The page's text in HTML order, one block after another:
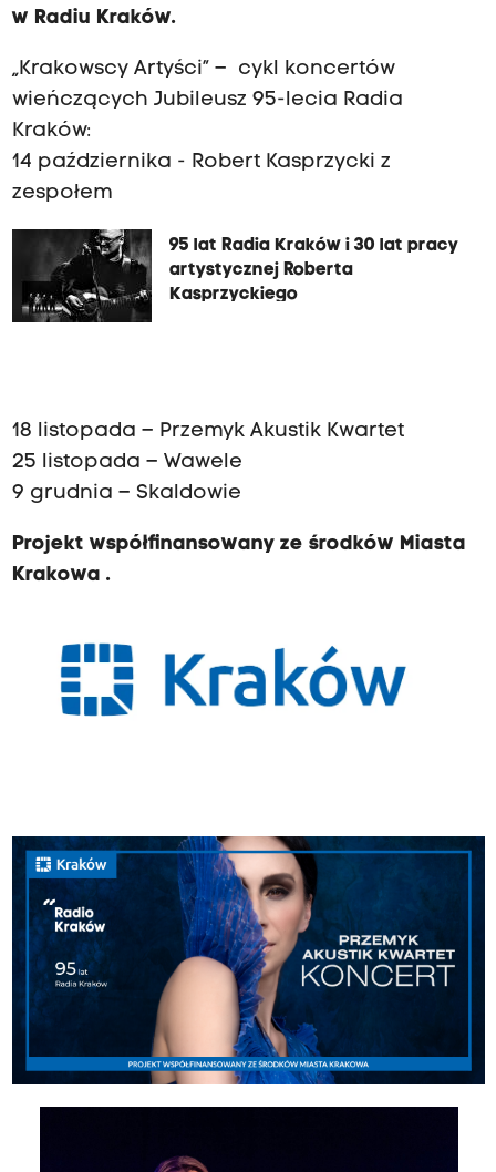
w Radiu Kraków.
„Krakowscy Artyści” – cykl koncertów
wieńczących Jubileusz 95-lecia Radia
Kraków:
14 października - Robert Kasprzycki z
zespołem
95 lat Radia Kraków i 30 lat pracy
artystycznej Roberta
Kasprzyckiego
18 listopada – Przemyk Akustik Kwartet
25 listopada – Wawele
9 grudnia – Skaldowie
Projekt współfinansowany ze środków Miasta
Krakowa .